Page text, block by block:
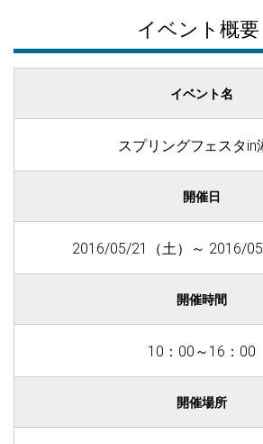
イベント概要
イベント名
スプリングフェスタin
開催日
2016/05/21（土）～ 2016/
開催時間
10：00～16：00
開催場所